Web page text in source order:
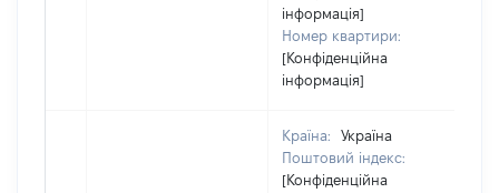
інформація]
Номер квартири:
[Конфіденційна
інформація]
Країна:
Україна
Поштовий індекс:
[Конфіденційна